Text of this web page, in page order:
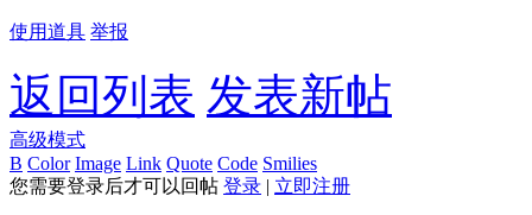
使用道具 举报
返回列表 发表新帖
高级模式
B Color Image Link Quote Code Smilies
您需要登录后才可以回帖 登录 | 立即注册